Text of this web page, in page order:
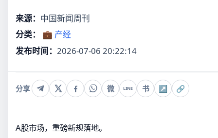
来源： 中国新闻周刊
分类：
💼 产经
发布时间： 2026-07-06 20:22:14
分享 微 LINE 书 ↗ 🔗
A股市场，重磅新规落地。